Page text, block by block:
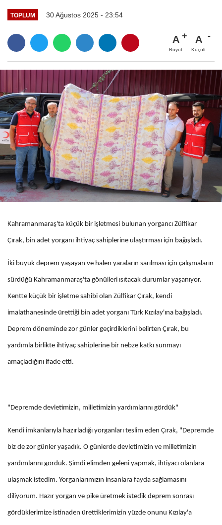
TOPLUM 30 Ağustos 2025 - 23:54
A
Büyüt
A
Küçült
Kahramanmaraş'ta küçük bir işletmesi bulunan yorgancı Zülfikar
Çırak, bin adet yorganı ihtiyaç sahiplerine ulaştırması için bağışladı.
İki büyük deprem yaşayan ve halen yaraların sarılması için çalışmaların
sürdüğü Kahramanmaraş'ta gönülleri ısıtacak durumlar yaşanıyor.
Kentte küçük bir işletme sahibi olan Zülfikar Çırak, kendi
imalathanesinde ürettiği bin adet yorganı Türk Kızılay'ına bağışladı.
Deprem döneminde zor günler geçirdiklerini belirten Çırak, bu
yardımla birlikte ihtiyaç sahiplerine bir nebze katkı sunmayı
amaçladığını ifade etti.
"Depremde devletimizin, milletimizin yardımlarını gördük"
Kendi imkanlarıyla hazırladığı yorganları teslim eden Çırak, "Depremde
biz de zor günler yaşadık. O günlerde devletimizin ve milletimizin
yardımlarını gördük. Şimdi elimden geleni yapmak, ihtiyacı olanlara
ulaşmak istedim. Yorganlarımızın insanlara fayda sağlamasını
diliyorum. Hazır yorgan ve pike üretmek istedik deprem sonrası
gördüklerimize istinaden ürettiklerimizin yüzde onunu Kızılay'a